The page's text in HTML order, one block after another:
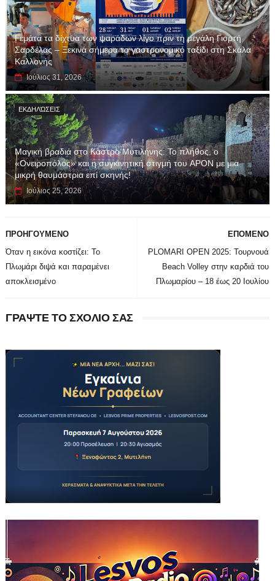
Γεμάτα τα δίχτυα των ψαράδων λίγο πριν τη μεγάλη Γιορτή
Σαρδέλας – Ξεκινά σήμερα το γαστρονομικό ταξίδι στη Σκάλα
Καλλονής
Ιούλιος 31, 2026
ΕΚΔΗΛΏΣΕΙΣ
Μαγική βραδιά στο Κάστρο Μυτιλήνης: Το πλήθος, ο
«Ονειροπόλος» και η συγκινητική στιγμή του APON με μια
μικρή θαυμάστρια επί σκηνής!
Ιούλιος 25, 2026
ΕΠΟΜΕΝΟ
PLOMARI OPEN 2025: Τουρνουά
Beach Volley στην καρδιά του
Πλωμαρίου – 18 έως 20 Ιουλίου
ΠΡΟΗΓΟΥΜΕΝΟ
Όταν η εικόνα κοστίζει: Το
Πλωμάρι διψά και παραμένει
αποκλεισμένο
ΓΡΑΨΤΕ ΤΟ ΣΧΟΛΙΟ ΣΑΣ